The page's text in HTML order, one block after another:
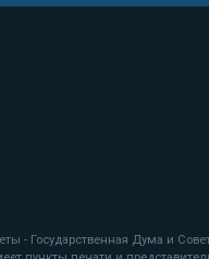
- Государственная Дума и